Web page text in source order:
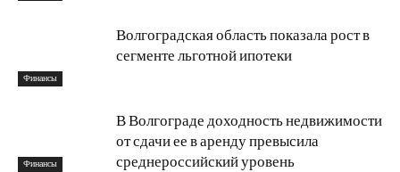
Финансы
Волгоградская область показала рост в
сегменте льготной ипотеки
Финансы
В Волгограде доходность недвижимости
от сдачи ее в аренду превысила
среднероссийский уровень